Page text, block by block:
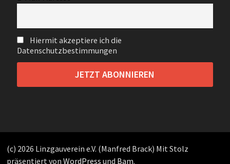
Hiermit akzeptiere ich die
Datenschutzbestimmungen
(c) 2026 Linzgauverein e.V. (Manfred Brack) Mit Stolz
präsentiert von WordPress und Bam.